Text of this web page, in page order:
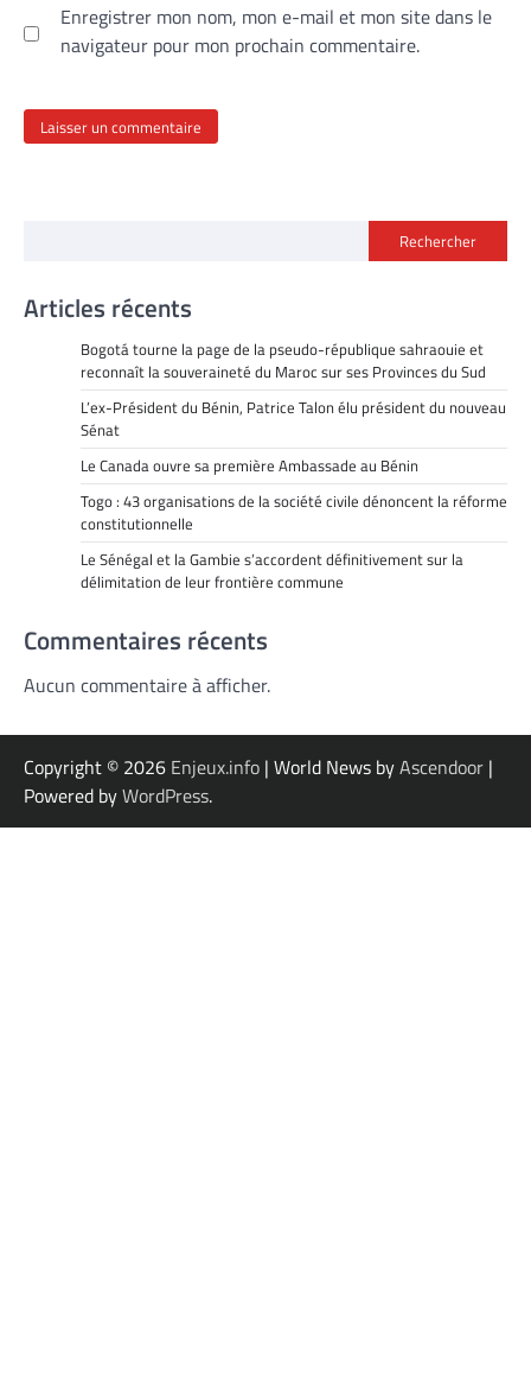
Enregistrer mon nom, mon e-mail et mon site dans le
navigateur pour mon prochain commentaire.
Rechercher
Articles récents
Bogotá tourne la page de la pseudo-république sahraouie et
reconnaît la souveraineté du Maroc sur ses Provinces du Sud
L’ex-Président du Bénin, Patrice Talon élu président du nouveau
Sénat
Le Canada ouvre sa première Ambassade au Bénin
Togo : 43 organisations de la société civile dénoncent la réforme
constitutionnelle
Le Sénégal et la Gambie s’accordent définitivement sur la
délimitation de leur frontière commune
Commentaires récents
Aucun commentaire à afficher.
Copyright © 2026 Enjeux.info | World News byAscendoor |
Powered byWordPress.